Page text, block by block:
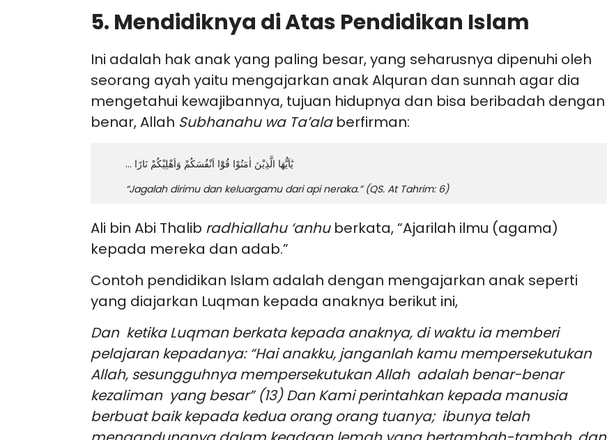
5. Mendidiknya di Atas Pendidikan Islam
Ini adalah hak anak yang paling besar, yang seharusnya dipenuhi oleh
seorang ayah yaitu mengajarkan anak Alquran dan sunnah agar dia
mengetahui kewajibannya, tujuan hidupnya dan bisa beribadah dengan
benar, Allah Subhanahu wa Ta’alaberfirman:
… يٰٓاَيُّهَا الَّذِيْنَ اٰمَنُوْا قُوْٓا اَنْفُسَكُمْ وَاَهْلِيْكُمْ نَارًا
“Jagalah dirimu dan keluargamu dari api neraka.”(QS. At Tahrim: 6)
Ali bin Abi Thalib radhiallahu ‘anhuberkata, “Ajarilah ilmu (agama)
kepada mereka dan adab.”
Contoh pendidikan Islam adalah dengan mengajarkan anak seperti
yang diajarkan Luqman kepada anaknya berikut ini,
Dan ketika Luqman berkata kepada anaknya, di waktu ia memberi
pelajaran kepadanya: “Hai anakku, janganlah kamu mempersekutukan
Allah, sesungguhnya mempersekutukan Allah adalah benar-benar
kezaliman yang besar” (13) Dan Kami perintahkan kepada manusia
berbuat baik kepada kedua orang orang tuanya; ibunya telah